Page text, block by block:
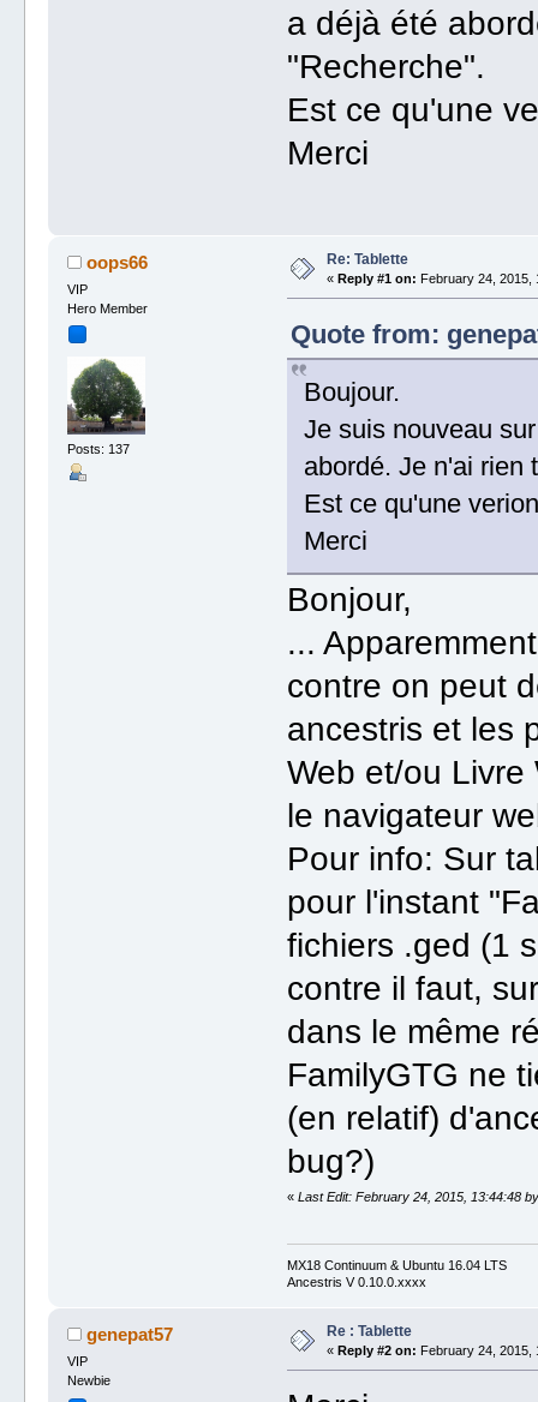
a déjà été
"Recherche".
Est ce qu'une
Merci
oops66
VIP
Hero Member
Posts: 137
Re: Tablette
« Reply #1 on: February 24, 2015,
Quote from:
Boujour.
Je suis nouveau
abordé. Je n'ai rien
Est ce qu'une
Merci
Bonjour,
...
contre on peut
ancestris et les
Web et/ou Livre
le navigateur
Pour info: Sur
pour l'instant
fichiers .ged (1
contre il faut,
dans le même
FamilyGTG ne
(en relatif)
bug?)
«Last Edit: February 24, 2015, 13:44:48
MX18 Continuum & Ubuntu 16.04 LTS
Ancestris V 0.10.0.xxxx
genepat57
VIP
Newbie
Re : Tablette
« Reply #2 on: February 24, 2015,